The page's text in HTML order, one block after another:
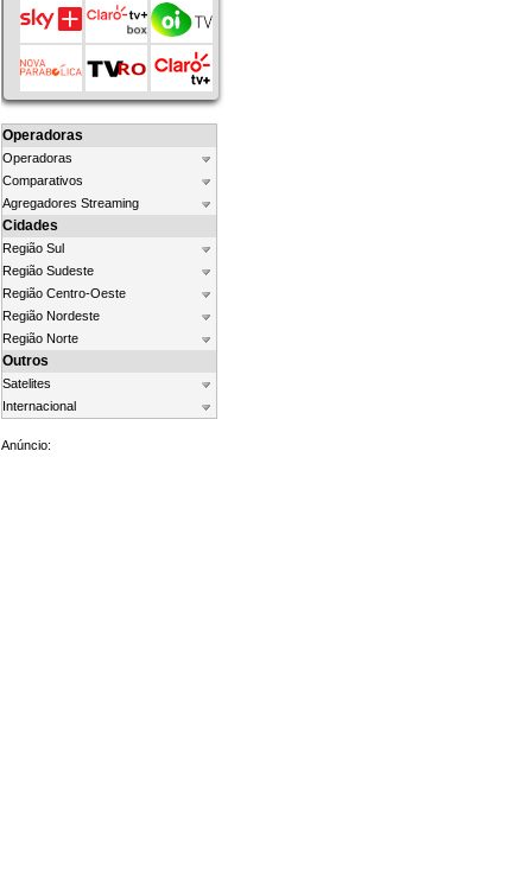
Operadoras
Operadoras
Comparativos
Agregadores Streaming
Cidades
Região Sul
Região Sudeste
Região Centro-Oeste
Região Nordeste
Região Norte
Outros
Satelites
Internacional
Anúncio: